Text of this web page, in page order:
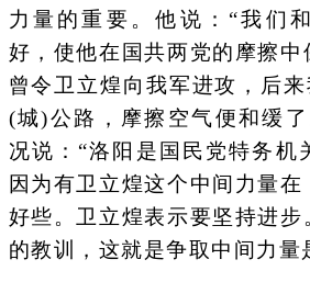
力量的重要。他说：“我们
好，使他在国共两党的摩擦
曾令卫立煌向我军进攻，后
(城)公路，摩擦空气便和缓
况说：“洛阳是国民党特务机
因为有卫立煌这个中间力量
好些。卫立煌表示要坚持进步
的教训，这就是争取中间力量